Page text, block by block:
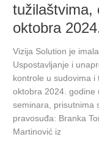
tužilaštvima,
oktobra
Vizija Solution je
Uspostavljanje i
kontrole u sudovima
oktobra 2024. godine
seminara, prisutnima
pravosuđa: Branka
Martinović iz
sistema
upravljanja
i
kontrole
u
sudovima
tužilaštvima,
održan